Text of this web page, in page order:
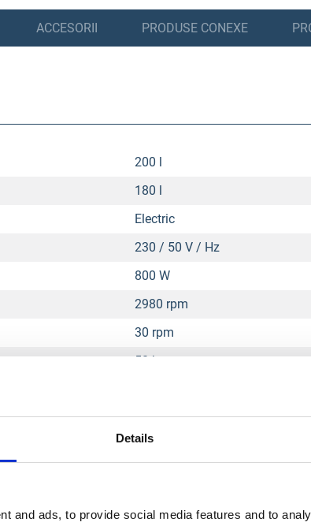
Details
and ads, to provide social media features and to
ACCESORII PRODUSE CONEXE
200 l
180 l
Electric
230 / 50 V / Hz
800 W
2980 rpm
30 rpm
58 kg
1190 x 730 x 1410 L x l x H
840 x 730 x 500 mm